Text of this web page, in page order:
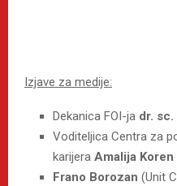
Izjave za medije:
Dekanica FOI-ja dr. sc.
Voditeljica Centra za
karijera Amalija Koren
Frano Borozan (Unit